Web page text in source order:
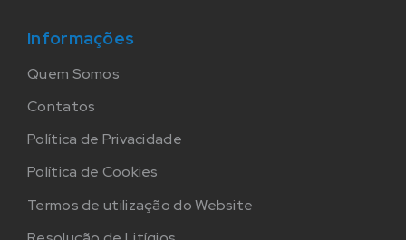
Informações
Quem Somos
Contatos
Política de Privacidade
Política de Cookies
Termos de utilização do Website